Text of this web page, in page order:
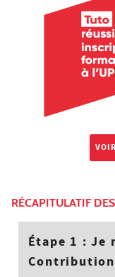
RÉCAPITULATIF
Étape 1 : Je